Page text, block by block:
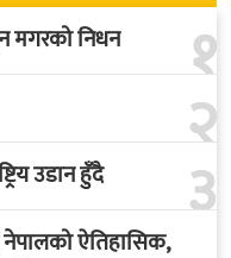
१
मगरको निधन
२
३
उडान हुँदै
नेपालको ऐतिहासिक,